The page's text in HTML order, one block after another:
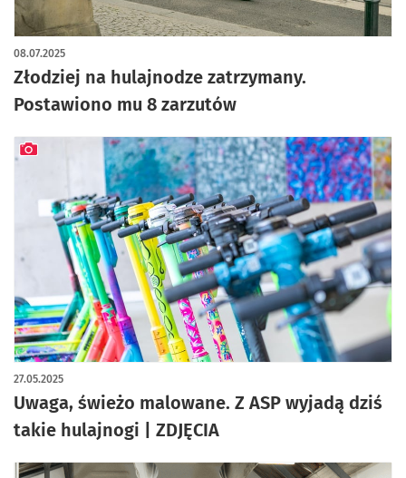
Złodziej na hulajnodze zatrzymany.
Postawiono mu 8 zarzutów
08.07.2025
Uwaga, świeżo malowane. Z ASP wyjadą dziś
takie hulajnogi | ZDJĘCIA
27.05.2025
artykuł z galerią zdjęć